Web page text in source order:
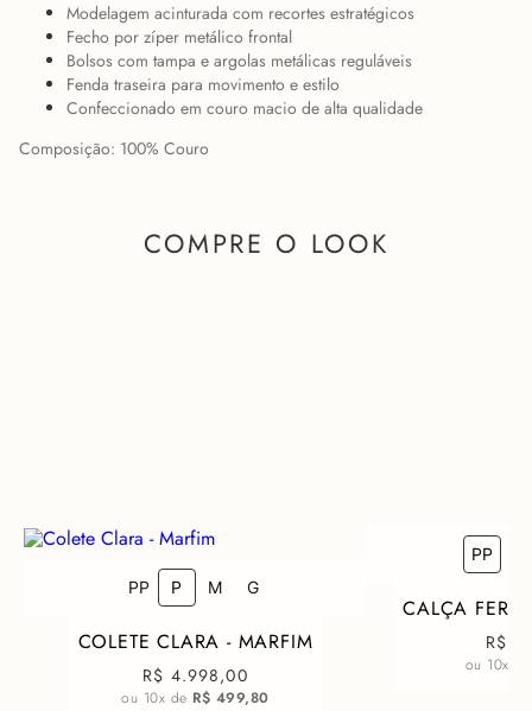
Modelagem acinturada com recortes estratégicos
Fecho por zíper metálico frontal
Bolsos com tampa e argolas metálicas reguláveis
Fenda traseira para movimento e estilo
Confeccionado em couro macio de alta qualidade
Composição: 100% Couro
COMPRE O LOOK
COMO FICA EM MIM?
PP P M G
COLETE CLARA - MARFIM
R$ 4.998,00
ou 10x de R$ 499,80
PP
CALÇA
R$
ou 10x